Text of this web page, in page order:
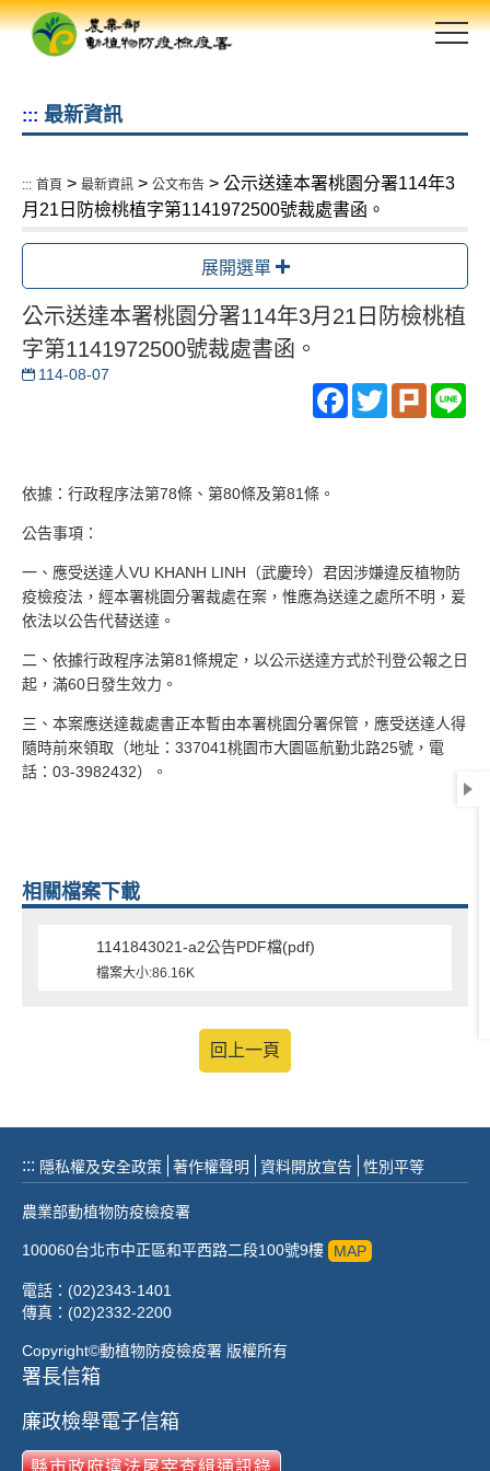
跳
::: 最新資訊
::: 首頁 > 最新資訊 > 公文布告 > 公示送達本署桃園分署114年3
月21日防檢桃植字第1141972500號裁處書函。
展開選單
公示送達本署桃園分署114年3月21日防檢桃植
字第1141972500號裁處書函。
114-08-07
Facebook
TwitterPlurk
依據：行政程序法第78條、第80條及第81條。
公告事項：
一、應受送達人VU KHANH LINH（武慶玲）君因涉嫌違反植物防
疫檢疫法，經本署桃園分署裁處在案，惟應為送達之處所不明，爰
依法以公告代替送達。
二、依據行政程序法第81條規定，以公示送達方式於刊登公報之日
起，滿60日發生效力。
三、本案應送達裁處書正本暫由本署桃園分署保管，應受送達人得
隨時前來領取（地址：337041桃園市大園區航勤北路25號，電
話：03-3982432）。
相關檔案下載
1141843021-a2公告PDF檔(pdf)
檔案大小:86.16K
回上一頁
::: 隱私權及安全政策 著作權聲明 資料開放宣告 性別平等
農業部動植物防疫檢疫署
100060台北市中正區和平西路二段100號9樓 MAP
電話：(02)2343-1401
傳真：(02)2332-2200
Copyright©動植物防疫檢疫署 版權所有
署長信箱
廉政檢舉電子信箱